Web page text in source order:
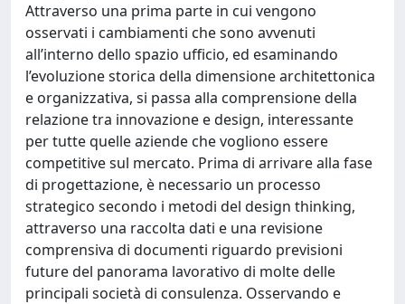
Attraverso una prima parte in cui vengono
osservati i cambiamenti che sono avvenuti
all’interno dello spazio ufficio, ed esaminando
l’evoluzione storica della dimensione architettonica
e organizzativa, si passa alla comprensione della
relazione tra innovazione e design, interessante
per tutte quelle aziende che vogliono essere
competitive sul mercato. Prima di arrivare alla fase
di progettazione, è necessario un processo
strategico secondo i metodi del design thinking,
attraverso una raccolta dati e una revisione
comprensiva di documenti riguardo previsioni
future del panorama lavorativo di molte delle
principali società di consulenza. Osservando e